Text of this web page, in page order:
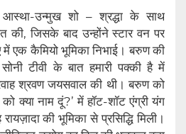
उन्मुख शो – श्रद्धा के साथ
की, जिसके बाद उन्होंने स्टार वन पर
एक कैमियो भूमिका निभाई। बरुण की
टीवी के बात हमारी पक्की है में
श्रवण जयसवाल की थी। बरुण को
क्या नाम दूं?’ में हॉट-शॉट एंग्री यंग
की भूमिका से प्रसिद्धि मिली।